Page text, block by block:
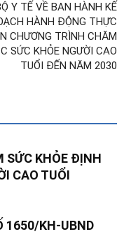
Y TẾ VỀ BAN HÀNH KẾ
HÀNH ĐỘNG THỰC
CHƯƠNG TRÌNH CHĂM
SỨC KHỎE NGƯỜI CAO
TUỔI ĐẾN NĂM 2030
SỨC KHỎE ĐỊNH
CAO TUỔI
1650/KH-UBND